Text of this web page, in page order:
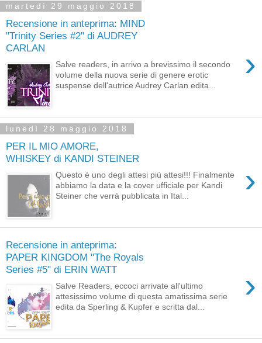
martedì 29 maggio 2018
Recensione in anteprima: MIND
"Trinity Series #2" di AUDREY
CARLAN
›
Salve readers, in arrivo a brevissimo il secondo
volume della nuova serie di genere erotic
suspense dell'autrice Audrey Carlan edita...
lunedì 28 maggio 2018
PER IL MIO AMORE,
WHISKEY di KANDI STEINER
›
Questo è uno degli attesi più attesi!!! Finalmente
abbiamo la data e la cover ufficiale per Kandi
Steiner che verrà pubblicata in Ital...
Recensione in anteprima:
PAPER KINGDOM "The Royals
Series #5" di ERIN WATT
›
Salve Readers, eccoci arrivate all'ultimo
attesissimo volume di questa amatissima serie
edita da Sperling & Kupfer e scritta dal...